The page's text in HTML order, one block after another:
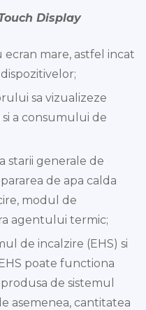
Display
mare, astfel incat
sa vizualizeze
a consumului de
starii generale de
de apa calda
modul de
agentului termic;
de incalzire (EHS) si
poate functiona
de sistemul
asemenea, cantitatea